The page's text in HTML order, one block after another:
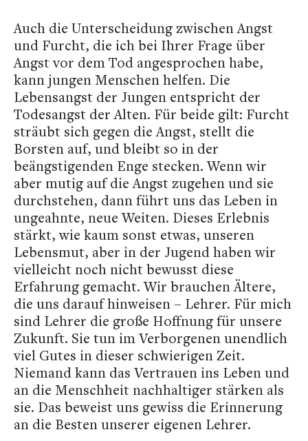
Auch die Unterscheidung zwischen Angst
und Furcht, die ich bei Ihrer Frage über
Angst vor dem Tod angesprochen habe,
kann jungen Menschen helfen. Die
Lebensangst der Jungen entspricht der
Todesangst der Alten. Für beide gilt: Furcht
sträubt sich gegen die Angst, stellt die
Borsten auf, und bleibt so in der
beängstigenden Enge stecken. Wenn wir
aber mutig auf die Angst zugehen und sie
durchstehen, dann führt uns das Leben in
ungeahnte, neue Weiten. Dieses Erlebnis
stärkt, wie kaum sonst etwas, unseren
Lebensmut, aber in der Jugend haben wir
vielleicht noch nicht bewusst diese
Erfahrung gemacht. Wir brauchen Ältere,
die uns darauf hinweisen – Lehrer. Für mich
sind Lehrer die große Hoffnung für unsere
Zukunft. Sie tun im Verborgenen unendlich
viel Gutes in dieser schwierigen Zeit.
Niemand kann das Vertrauen ins Leben und
an die Menschheit nachhaltiger stärken als
sie. Das beweist uns gewiss die Erinnerung
an die Besten unserer eigenen Lehrer.